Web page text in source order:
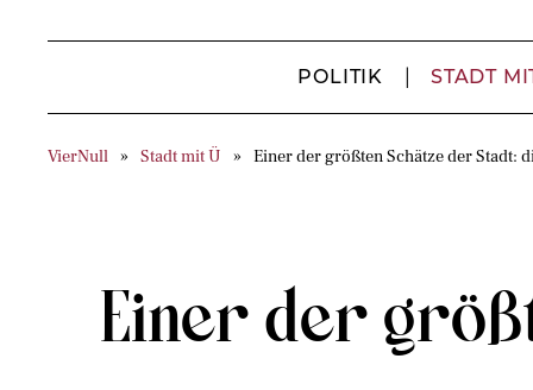
POLITIK STADT
VierNull Stadt mit Ü Einer der größten Schätze der Stadt:
Einer der